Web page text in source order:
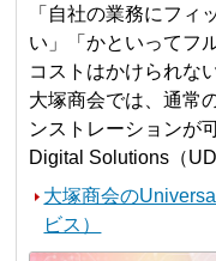
「自社の業務にフィ
い」「かといってフ
コストはかけられな
大塚商会では、通常
ンストレーションが
Digital Solutions（
大塚商会の
ビス）